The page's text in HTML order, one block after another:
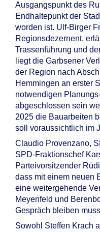
Ausgangspunkt des
Endhaltepunkt der
worden ist. Ulf-Birger
Regionsdezernent,
Trassenführung und
liegt die Garbsener
der Region nach
Hemmingen an erster
notwendigen
abgeschlossen sein
2025 die Bauarbeiten
soll voraussichtlich im
Claudio Provenzano,
SPD-Fraktionschef
Parteivorsitzender
dass mit einem neuen
eine weitergehende
Meyenfeld und
Gespräch bleiben
Sowohl Steffen Krach